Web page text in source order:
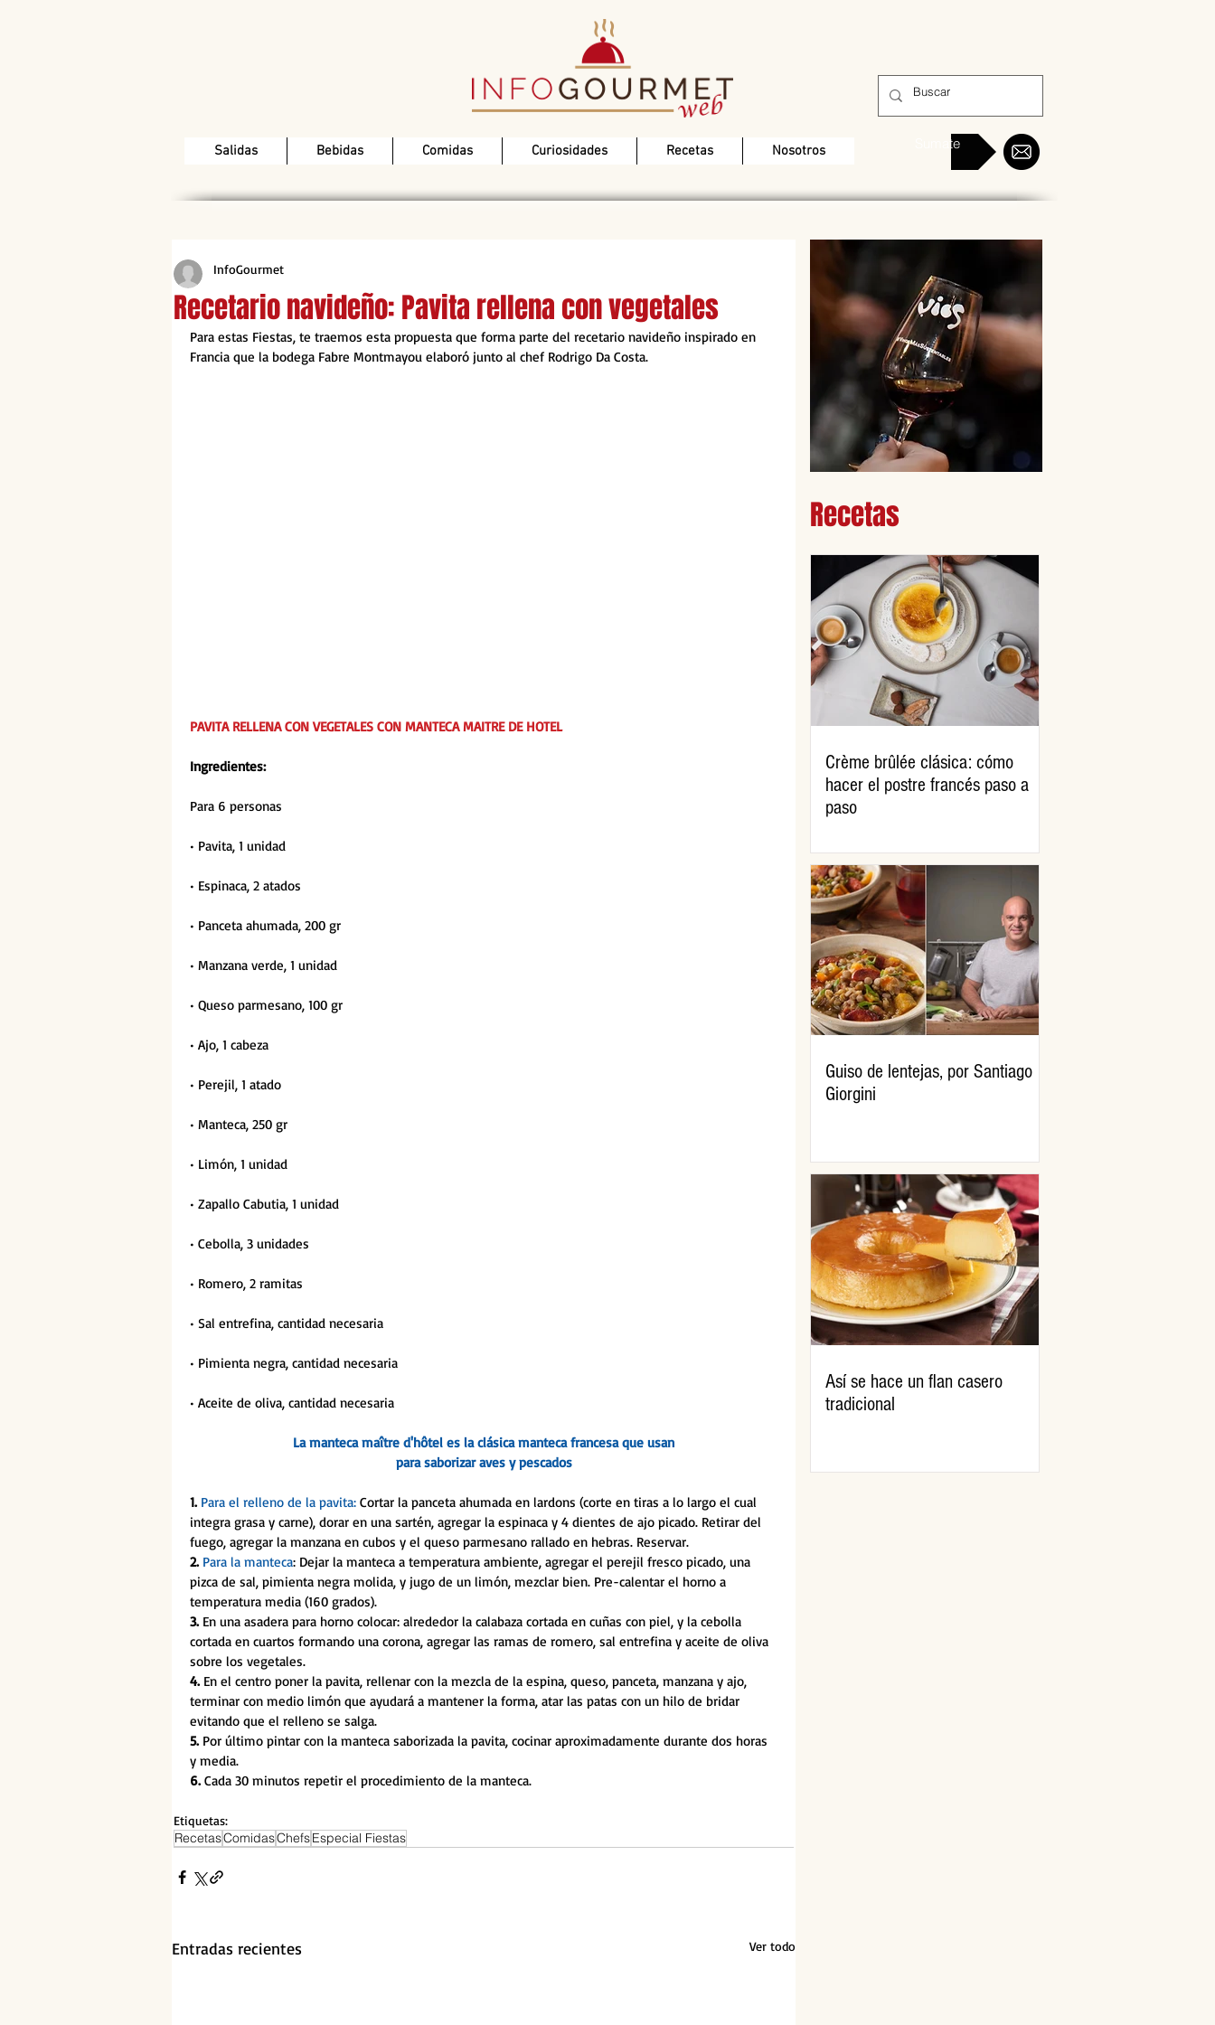
Salidas Bebidas Comidas Curiosidades Recetas Nosotros Sumate
Recetario navideño: Pavita rellena con vegetales
InfoGourmet
Para estas Fiestas, te traemos esta propuesta que forma parte del recetario navideño inspirado en
Francia que la bodega Fabre Montmayou elaboró junto al chef Rodrigo Da Costa.
PAVITA RELLENA CON VEGETALES CON MANTECA MAITRE DE HOTEL
Ingredientes:
Para 6 personas
• Pavita, 1 unidad
• Espinaca, 2 atados
• Panceta ahumada, 200 gr
• Manzana verde, 1 unidad
• Queso parmesano, 100 gr
• Ajo, 1 cabeza
• Perejil, 1 atado
• Manteca, 250 gr
• Limón, 1 unidad
• Zapallo Cabutia, 1 unidad
• Cebolla, 3 unidades
• Romero, 2 ramitas
• Sal entrefina, cantidad necesaria
• Pimienta negra, cantidad necesaria
• Aceite de oliva, cantidad necesaria
La manteca maître d'hôtel es la clásica manteca francesa que usan
para saborizar aves y pescados
1. Para el relleno de la pavita: Cortar la panceta ahumada en lardons (corte en tiras a lo largo el cual
integra grasa y carne), dorar en una sartén, agregar la espinaca y 4 dientes de ajo picado. Retirar del
fuego, agregar la manzana en cubos y el queso parmesano rallado en hebras. Reservar.
2. Para la manteca: Dejar la manteca a temperatura ambiente, agregar el perejil fresco picado, una
pizca de sal, pimienta negra molida, y jugo de un limón, mezclar bien. Pre-calentar el horno a
temperatura media (160 grados).
3. En una asadera para horno colocar: alrededor la calabaza cortada en cuñas con piel, y la cebolla
cortada en cuartos formando una corona, agregar las ramas de romero, sal entrefina y aceite de oliva
sobre los vegetales.
4. En el centro poner la pavita, rellenar con la mezcla de la espina, queso, panceta, manzana y ajo,
terminar con medio limón que ayudará a mantener la forma, atar las patas con un hilo de bridar
evitando que el relleno se salga.
5. Por último pintar con la manteca saborizada la pavita, cocinar aproximadamente durante dos horas
y media.
6. Cada 30 minutos repetir el procedimiento de la manteca.
Etiquetas:
RecetasComidasChefsEspecial Fiestas
Entradas recientes Ver todo
Recetas
Crème brûlée clásica: cómo
hacer el postre francés paso a
paso
Guiso de lentejas, por Santiago
Giorgini
Así se hace un flan casero
tradicional